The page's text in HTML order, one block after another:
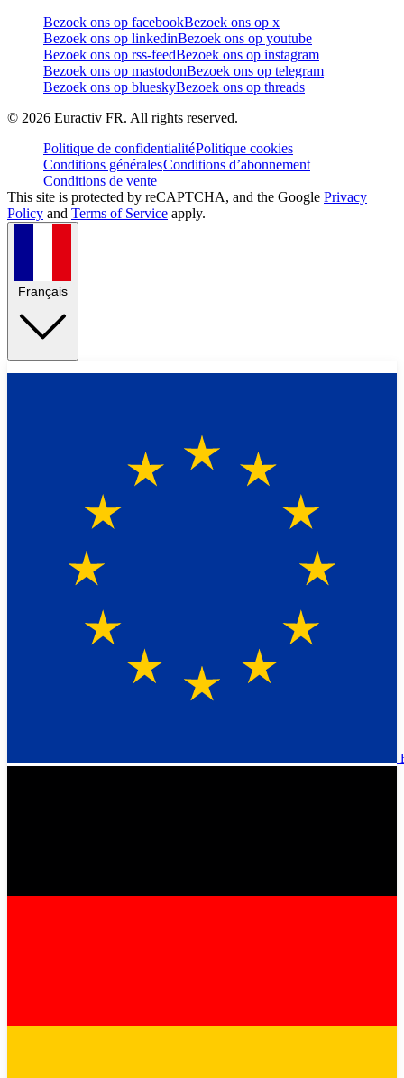
Bezoek ons op facebookBezoek ons op x
Bezoek ons op linkedinBezoek ons op youtube
Bezoek ons op rss-feedBezoek ons op instagram
Bezoek ons op mastodonBezoek ons op telegram
Bezoek ons op blueskyBezoek ons op threads
© 2026 Euractiv FR. All rights reserved.
Politique de confidentialitéPolitique cookies
Conditions généralesConditions d’abonnement
Conditions de vente
This site is protected by reCAPTCHA, and the Google Privacy
Policy and Terms of Service apply.
Français